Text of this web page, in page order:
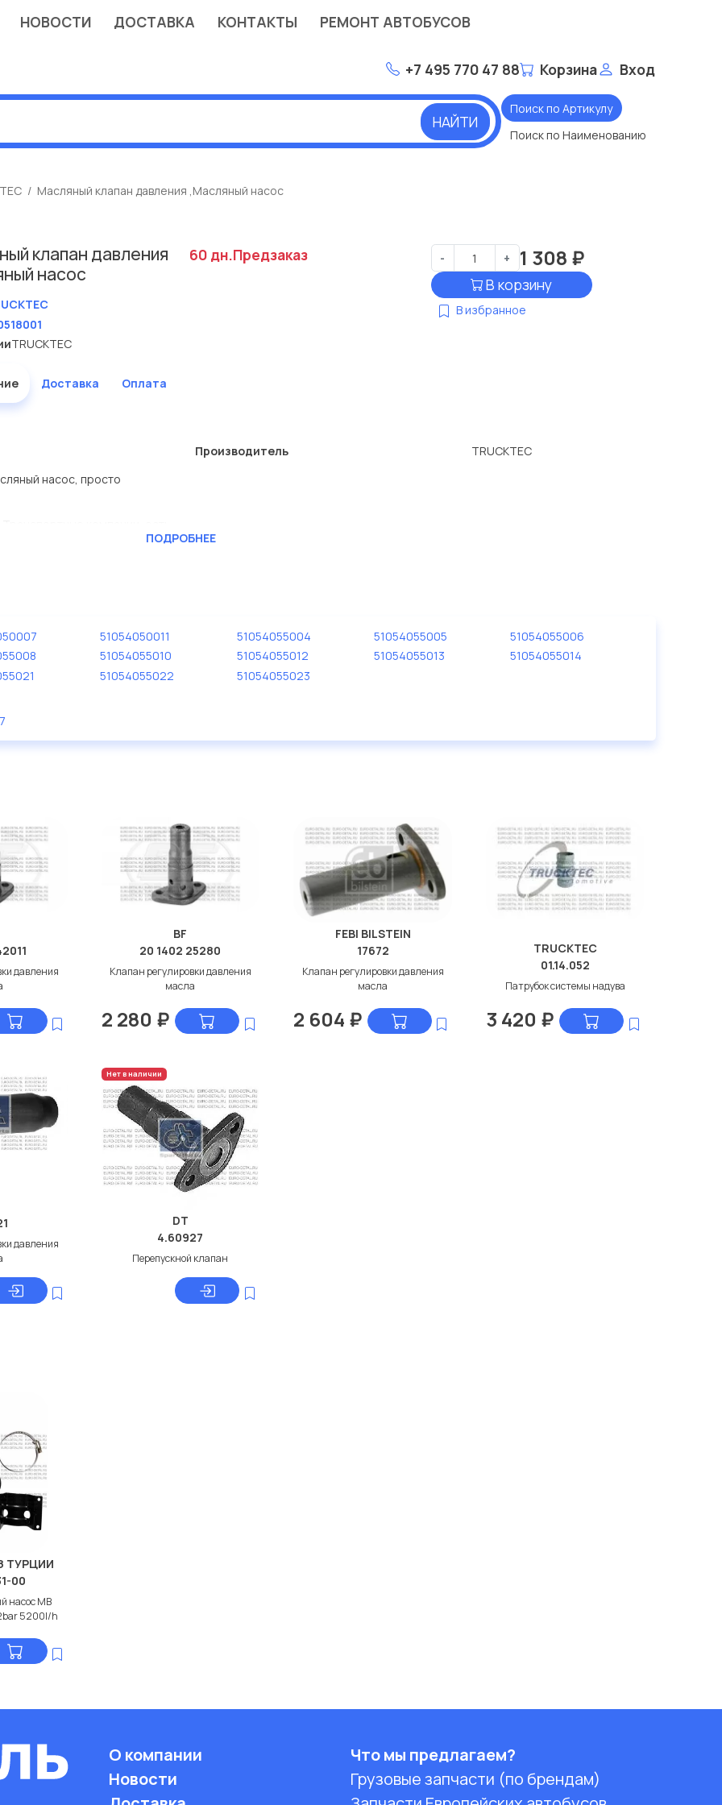
НОВОСТИ ДОСТАВКА КОНТАКТЫ РЕМОНТ АВТОБУСОВ
+7 495 770 47 88 Корзина Вход
НАЙТИ
Поиск по Артикулу
Поиск по Наименованию
Масляный клапан давления ,Масляный насос
клапан давления
насос
TRUCKTEC
60 дн.Предзаказ - + 1 308 ₽
В корзину
В избранное
Доставка Оплата
насос, просто
с гарантией от
Производитель TRUCKTEC
ПОДРОБНЕЕ
51054050011 51054055004 51054055005
51054055006
51054055010 51054055012 51054055013
51054055014
51054055022
51054055023
давления
BF
20 1402 25280
Клапан регулировки давления
масла
2 280 ₽
FEBI BILSTEIN
17672
Клапан регулировки давления
масла
2 604 ₽
TRUCKTEC
01.14.052
Патрубок системы надува
3 420 ₽
давления
Нет в наличии
DT
4.60927
Перепускной клапан
ТУРЦИИ
00
насос МВ
5200l/h
О компании
Новости
Что мы предлагаем?
Грузовые запчасти (по брендам)